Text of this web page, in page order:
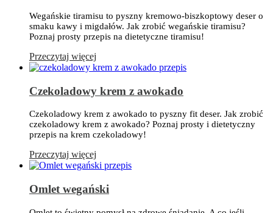
Wegańskie tiramisu to pyszny kremowo-biszkoptowy deser o
smaku kawy i migdałów. Jak zrobić wegańskie tiramisu?
Poznaj prosty przepis na dietetyczne tiramisu!
Przeczytaj więcej
Czekoladowy krem z awokado
Czekoladowy krem z awokado to pyszny fit deser. Jak zrobić
czekoladowy krem z awokado? Poznaj prosty i dietetyczny
przepis na krem czekoladowy!
Przeczytaj więcej
Omlet wegański